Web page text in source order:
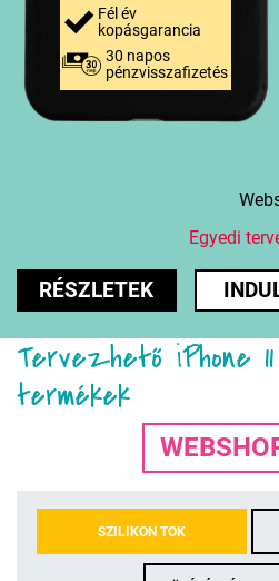
Fél év
kopásgarancia
30 napos
pénzvisszafizetés
Egyedi
RÉSZLETEK
Tervezhető iPhone
termékek
SZILIKON TOK